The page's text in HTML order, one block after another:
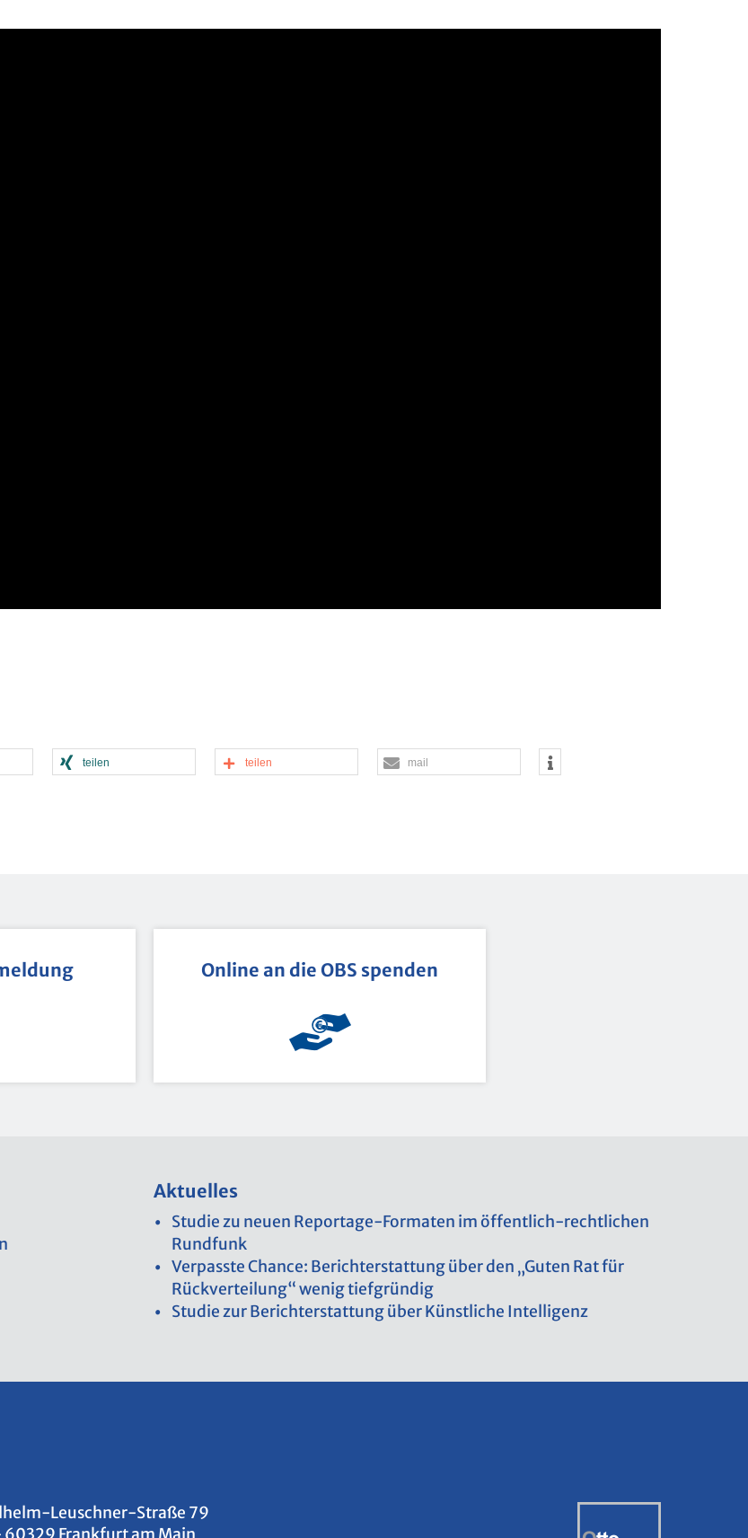
tei­len tei­len mail
On­line an die OBS spen­den
Ak­tu­el­les
Stu­die zu neuen Re­por­ta­ge-For­ma­ten im öf­fent­lich-recht­li­chen
Rund­funk
Ver­pass­te Chan­ce: Be­richt­erstat­tung über den „Guten Rat für
Rück­ver­tei­lung“ wenig tief­grün­dig
Stu­die zur Be­richt­erstat­tung über Künst­li­che In­tel­li­genz
Leu­sch­ner-Stra­ße 79